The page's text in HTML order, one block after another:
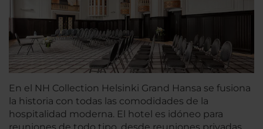
En el NH Collection Helsinki Grand Hansa se fusiona
la historia con todas las comodidades de la
hospitalidad moderna. El hotel es idóneo para